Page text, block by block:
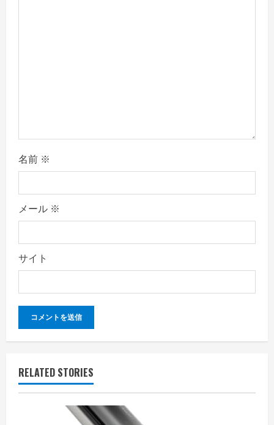
g
名前 ※
メール ※
サイト
RELATED STORIES